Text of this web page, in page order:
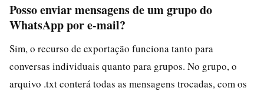
Posso enviar mensagens de um grupo do
WhatsApp por e-mail?
Sim, o recurso de exportação funciona tanto para
conversas individuais quanto para grupos. No grupo, o
arquivo .txt conterá todas as mensagens trocadas, com os